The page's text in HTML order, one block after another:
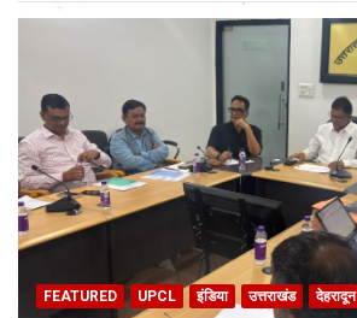
FEATURED UPCL इंडिया उत्तराखंड देहरादून